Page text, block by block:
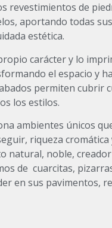
revestimientos de
aportando todas
estética.
carácter y lo
el espacio y
permiten cubrir
los estilos.
ambientes únicos
riqueza cromática
natural, noble,
de cuarcitas,
en sus pavimentos,